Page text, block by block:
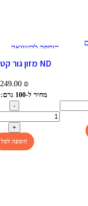
הוספה להשוואה
הוספה למועדפים
ND מזון גור קטן 7 ק"ג
249.00 ₪
מחיר ל-100 גרם: ₪3.56
הוספה לסל